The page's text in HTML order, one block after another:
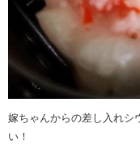
嫁ちゃんからの差し入れシ
い！